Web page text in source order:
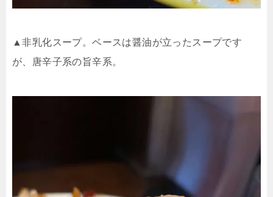
▲非乳化スープ。ベースは醤油が立ったスープです
が、唐辛子系の旨辛系。